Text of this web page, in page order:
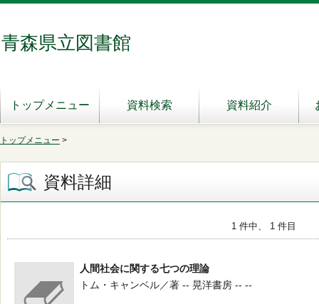
青森県立図書館
トップメニュー 資料検索 資料紹介
トップメニュー >
資料詳細
1 件中、 1 件目
人間社会に関する七つの理論
トム・キャンベル／著 -- 晃洋書房 -- --